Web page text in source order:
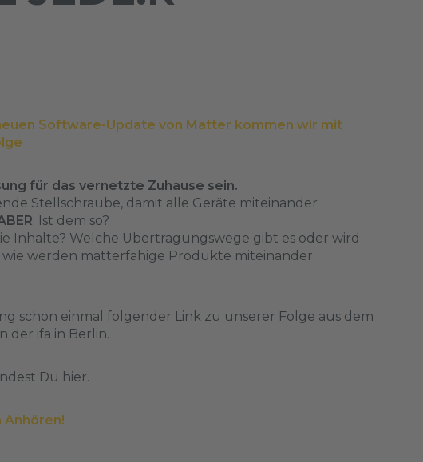
Software-Update von Matter kommen wir mit
für das vernetzte Zuhause sein.
Stellschraube, damit alle Geräte miteinander
: Ist dem so?
Inhalte? Welche Übertragungswege gibt es oder wird
wie werden matterfähige Produkte miteinander
schon einmal folgender Link zu unserer Folge aus dem
der ifa in Berlin.
Du hier.
Anhören!